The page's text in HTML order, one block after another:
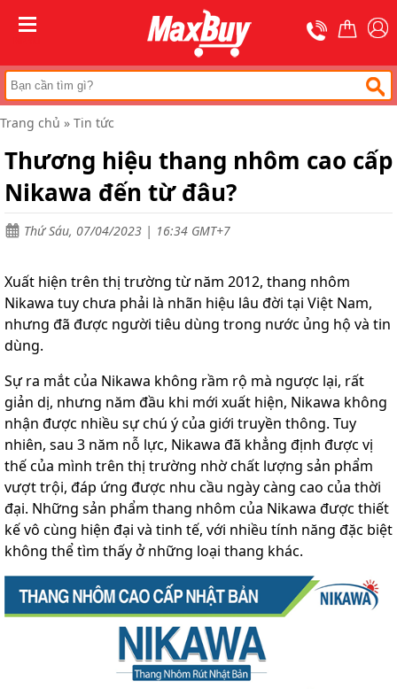
Trang
chủ
Thang
chữ
A
nhôm
rút
Thang
nhôm
cách
điện
Thang
nhôm
ghế
Thang
nhôm
(
rút
lồng
)
Thang
nhôm
gấp
4
khúc
Thang
nhôm
Thang
nhôm
Trang chủ » Tin tức
Thương hiệu thang nhôm cao cấp
Nikawa đến từ đâu?
Thứ Sáu, 07/04/2023 | 16:34 GMT+7
Xuất hiện trên thị trường từ năm 2012, thang nhôm
Nikawa tuy chưa phải là nhãn hiệu lâu đời tại Việt Nam,
nhưng đã được người tiêu dùng trong nước ủng hộ và tin
dùng.
Sự ra mắt của Nikawa không rầm rộ mà ngược lại, rất
giản dị, nhưng năm đầu khi mới xuất hiện, Nikawa không
nhận được nhiều sự chú ý của giới truyền thông. Tuy
nhiên, sau 3 năm nỗ lực, Nikawa đã khẳng định được vị
thế của mình trên thị trường nhờ chất lượng sản phẩm
vượt trội, đáp ứng được nhu cầu ngày càng cao của thời
đại. Những sản phẩm thang nhôm của Nikawa được thiết
kế vô cùng hiện đại và tinh tế, với nhiều tính năng đặc biệt
không thể tìm thấy ở những loại thang khác.